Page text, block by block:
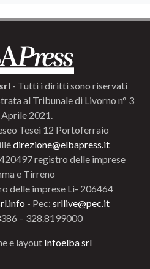
- Tutti i diritti sono riservati
al Tribunale di Livorno n° 3
2021.
Tesei 12 Portoferraio
direzione@elbapress.it
registro delle imprese
e Tirreno
delle imprese Li- 206464
- Pec: srllive@pec.it
– 328.8199000
e layout Infoelba srl